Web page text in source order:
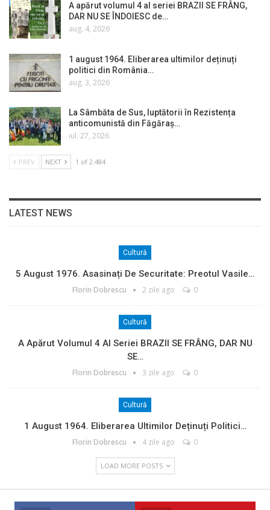
A apărut volumul 4 al seriei BRAZII SE FRÂNG,
DAR NU SE ÎNDOIESC de…
aug. 4, 2026
1 august 1964. Eliberarea ultimilor deținuți
politici din România…
aug. 3, 2026
La Sâmbăta de Sus, luptătorii în Rezistența
anticomunistă din Făgăraș…
iul. 27, 2026
PREV NEXT 1 of 2.484
LATEST NEWS
Cultură
5 August 1976. Asasinați De Securitate: Preotul Vasile…
Florin Dobrescu 2 zile ago 0
Cultură
A Apărut Volumul 4 Al Seriei BRAZII SE FRÂNG, DAR NU
SE…
Florin Dobrescu 3 zile ago 0
Cultură
1 August 1964. Eliberarea Ultimilor Deținuți Politici…
Florin Dobrescu 4 zile ago 0
LOAD MORE POSTS